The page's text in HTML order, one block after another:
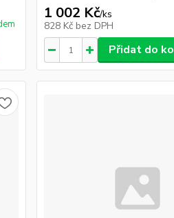
1 002 Kč/ks
828 Kč bez DPH
Přidat do